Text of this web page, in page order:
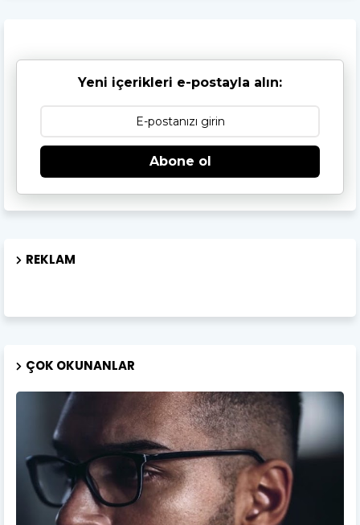
Yeni içerikleri e-postayla alın:
Abone ol
REKLAM
ÇOK OKUNANLAR